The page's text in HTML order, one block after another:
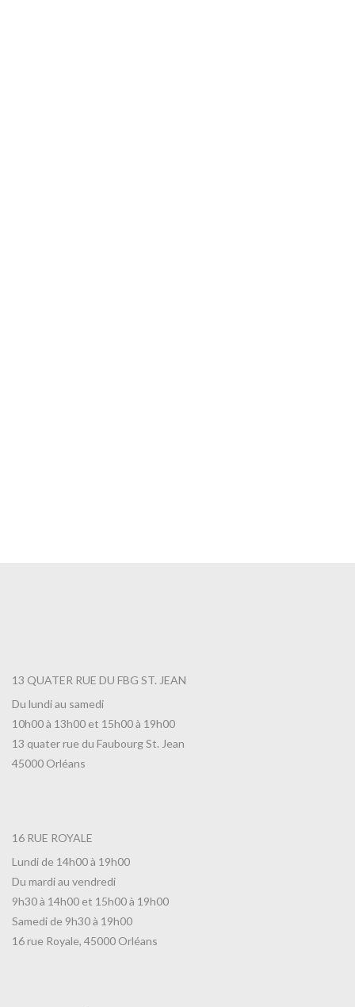
13 QUATER RUE DU FBG ST. JEAN
Du lundi au samedi
10h00 à 13h00 et 15h00 à 19h00
13 quater rue du Faubourg St. Jean
45000 Orléans
16 RUE ROYALE
Lundi de 14h00 à 19h00
Du mardi au vendredi
9h30 à 14h00 et 15h00 à 19h00
Samedi de 9h30 à 19h00
16 rue Royale, 45000 Orléans